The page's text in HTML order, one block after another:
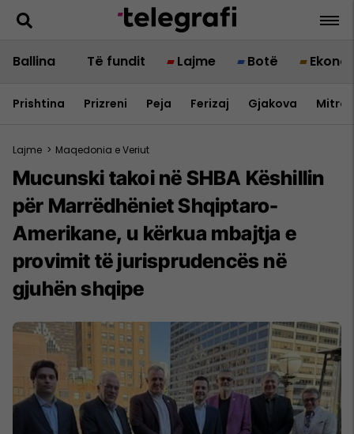
Ballina Të fundit Lajme Botë
Prishtina Prizreni Peja Ferizaj Gjakova
Lajme > Maqedonia e Veriut
Mucunski takoi në SHBA Këshillin
për Marrëdhëniet Shqiptaro-
Amerikane, u kërkua mbajtja e
provimit të jurisprudencës në
gjuhën shqipe